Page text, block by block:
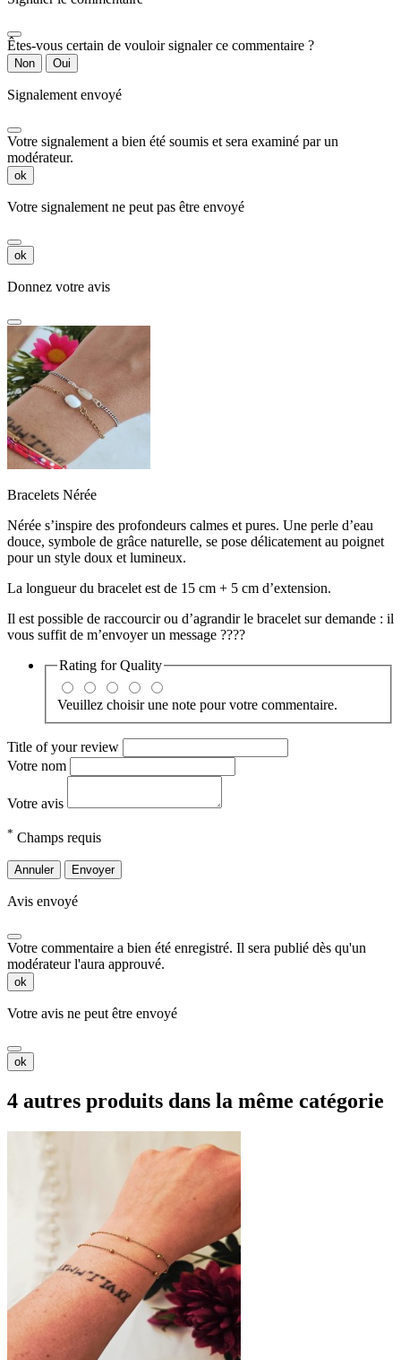
Êtes-vous certain de vouloir signaler ce commentaire ?
Non Oui
Signalement envoyé
Votre signalement a bien été soumis et sera examiné par un
modérateur.
ok
Votre signalement ne peut pas être envoyé
ok
Donnez votre avis
Bracelets Nérée
Nérée s’inspire des profondeurs calmes et pures. Une perle d’eau
douce, symbole de grâce naturelle, se pose délicatement au poignet
pour un style doux et lumineux.
La longueur du bracelet est de 15 cm + 5 cm d’extension.
Il est possible de raccourcir ou d’agrandir le bracelet sur demande : il
vous suffit de m’envoyer un message ????
Rating forQuality
Veuillez choisir une note pour votre commentaire.
Title of your review
Votre nom
Votre avis
* Champs requis
Annuler Envoyer
Avis envoyé
Votre commentaire a bien été enregistré. Il sera publié dès qu'un
modérateur l'aura approuvé.
ok
Votre avis ne peut être envoyé
ok
4 autres produits dans la même catégorie